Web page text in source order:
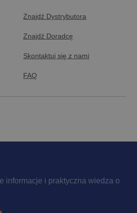
Znajdź Dystrybutora
Znajdź Doradcę
Skontaktuj się z nami
FAQ
informacje i praktyczna wiedza o